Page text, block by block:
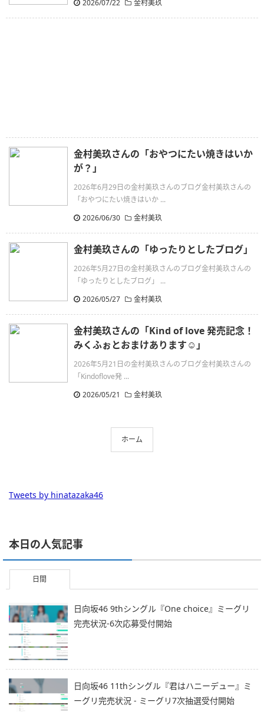
2026/07/22 金村美玖
金村美玖さんの「おやつにたい焼きはいか
が？」
2026年6月29日の金村美玖さんのブログ金村美玖さんの
「おやつにたい焼きはいか ...
2026/06/30
金村美玖
金村美玖さんの「ゆったりとしたブログ」
2026年5月27日の金村美玖さんのブログ金村美玖さんの
「ゆったりとしたブログ」 ...
2026/05/27
金村美玖
金村美玖さんの「Kind of love 発売記念！
みくふぉとおまけあります☺️」
2026年5月21日の金村美玖さんのブログ金村美玖さんの
「Kindoflove発 ...
2026/05/21
金村美玖
ホーム
Tweets by hinatazaka46
本日の人気記事
日間
日向坂46 9thシングル『One choice』ミーグリ
完売状況-6次応募受付開始
日向坂46 11thシングル『君はハニーデュー』ミ
ーグリ完売状況 - ミーグリ7次抽選受付開始